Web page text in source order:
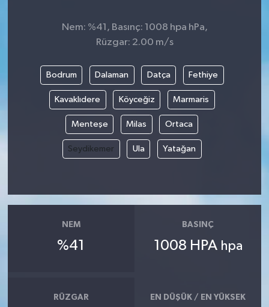
Nem: %41, Basınç: 1008 hpa hPa,
Rüzgar: 2.00 m/s
Bodrum Dalaman Datça Fethiye
Kavaklıdere Köyceğiz Marmaris
Menteşe Milas Ortaca
Seydikemer Ula Yatağan
NEM
%41
BASINÇ
1008 HPA hpa
RÜZGAR EN DÜŞÜK / EN YÜKSEK